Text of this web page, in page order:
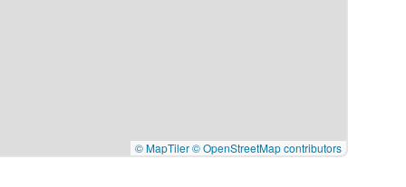
© MapTiler© OpenStreetMap contributors